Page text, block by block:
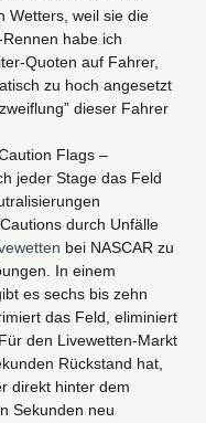
Wetters, weil sie die
habe ich
Quoten auf Fahrer,
zu hoch angesetzt
dieser Fahrer
Flags –
jeder Stage das Feld
durch Unfälle
bei NASCAR zu
In einem
es sechs bis zehn
das Feld, eliminiert
den Livewetten-Markt
Rückstand hat,
direkt hinter dem
Sekunden neu